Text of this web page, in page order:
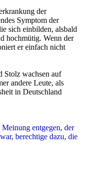
der
Symptom der
sich einbilden, alsbald
hochmütig. Wenn der
er einfach nicht
Stolz wachsen auf
andere Leute, als
in Deutschland
entgegen, der
berechtige dazu, die